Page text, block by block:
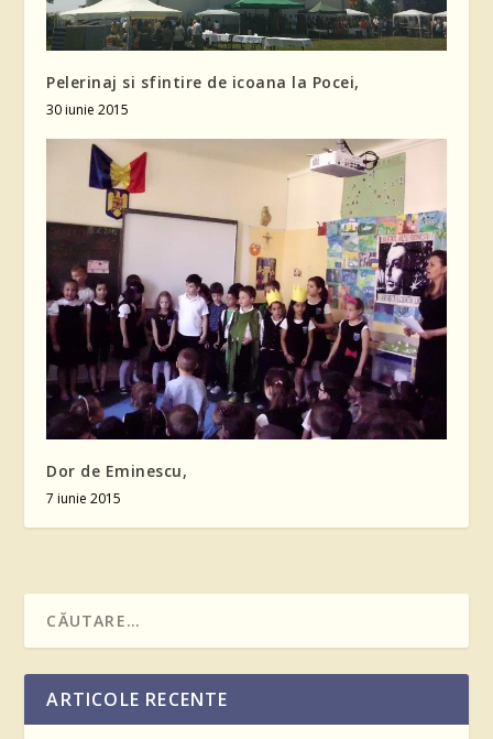
Pelerinaj si sfintire de icoana la Pocei,
30 iunie 2015
Dor de Eminescu,
7 iunie 2015
ARTICOLE RECENTE